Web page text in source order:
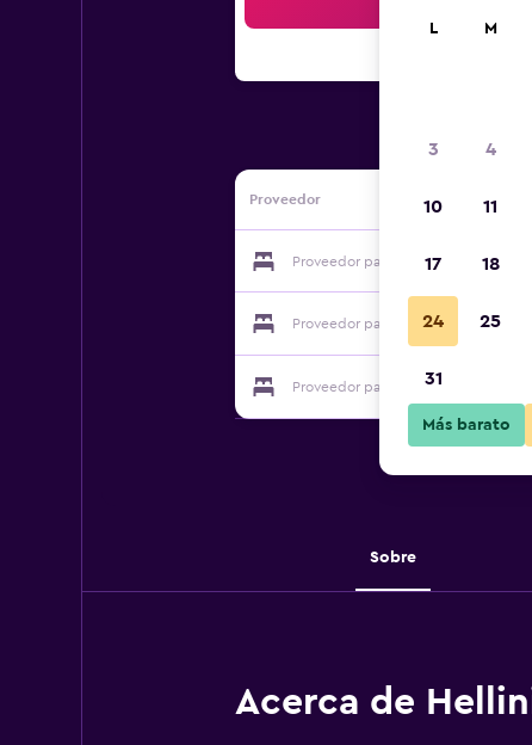
Proveedor
Proveedor para Hellinis
Proveedor para Hellinis
Proveedor para Hellinis
Sobre
Acerca de
L M
3 4
10 11
17 18
24 25
31
Más barato